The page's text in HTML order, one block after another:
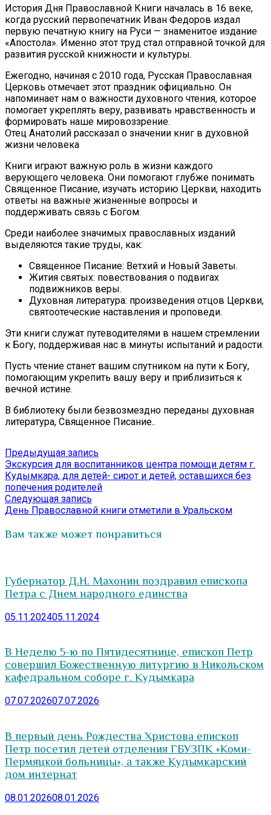
История Дня Православной Книги началась в 16 веке,
когда русский первопечатник Иван Федоров издал
первую печатную книгу на Руси — знаменитое издание
«Апостола». Именно этот труд стал отправной точкой для
развития русской книжности и культуры.
Ежегодно, начиная с 2010 года, Русская Православная
Церковь отмечает этот праздник официально. Он
напоминает нам о важности духовного чтения, которое
помогает укреплять веру, развивать нравственность и
формировать наше мировоззрение.
Отец Анатолий рассказал о значении книг в духовной
жизни человека
Книги играют важную роль в жизни каждого
верующего человека. Они помогают глубже понимать
Священное Писание, изучать историю Церкви, находить
ответы на важные жизненные вопросы и
поддерживать связь с Богом.
Среди наиболее значимых православных изданий
выделяются такие труды, как:
Священное Писание: Ветхий и Новый Заветы.
Жития святых: повествования о подвигах
подвижников веры.
Духовная литература: произведения отцов Церкви,
святоотеческие наставления и проповеди.
Эти книги служат путеводителями в нашем стремлении
к Богу, поддерживая нас в минуты испытаний и радости.
Пусть чтение станет вашим спутником на пути к Богу,
помогающим укрепить вашу веру и приблизиться к
вечной истине.
В библиотеку были безвозмездно переданы духовная
литература, Священное Писание..
Навигация
по
записям
Предыдущая запись
запись:
Экскурсия для воспитанников центра помощи детям г.
Кудымкара, для детей- сирот и детей, оставшихся без
попечения родителей
Следующая запись
запись:
День Православной книги отметили в Уральском
Вам также может понравиться
Губернатор Д.Н. Махонин поздравил епископа
Петра с Днем народного единства
05.11.202405.11.2024
В Неделю 5-ю по Пятидесятнице, епископ Петр
совершил Божественную литургию в Никольском
кафедральном соборе г. Кудымкара
07.07.202607.07.2026
В первый день Рождества Христова епископ
Петр посетил детей отделения ГБУЗПК «Коми-
Пермяцкой больницы», а также Кудымкарский
дом интернат
08.01.202608.01.2026